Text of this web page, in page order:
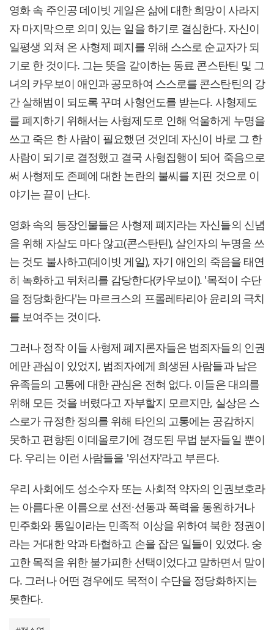
영화 속 주인공 데이빗 게일은 삶에 대한 희망이 사라지
자 마지막으로 의미 있는 일을 하기로 결심한다. 자신이
일평생 외쳐 온 사형제 폐지를 위해 스스로 순교자가 되
기로 한 것이다. 그는 뜻을 같이하는 동료 콘스탄틴 및 그
녀의 카우보이 애인과 공모하여 스스로를 콘스탄틴의 강
간 살해범이 되도록 꾸며 사형언도를 받는다. 사형제도
를 폐지하기 위해서는 사형제도로 인해 억울하게 누명을
쓰고 죽은 한 사람이 필요했던 것인데 자신이 바로 그 한
사람이 되기로 결정했고 결국 사형집행이 되어 죽음으로
써 사형제도 존폐에 대한 논란의 불씨를 지핀 것으로 이
야기는 끝이 난다.
영화 속의 등장인물들은 사형제 폐지라는 자신들의 신념
을 위해 자살도 마다 않고(콘스탄틴), 살인자의 누명을 쓰
는 것도 불사하고(데이빗 게일), 자기 애인의 죽음을 태연
히 녹화하고 뒤처리를 감당한다(카우보이). '목적이 수단
을 정당화한다'는 마르크스의 프롤레타리아 윤리의 극치
를 보여주는 것이다.
그러나 정작 이들 사형제 폐지론자들은 범죄자들의 인권
에만 관심이 있었지, 범죄자에게 희생된 사람들과 남은
유족들의 고통에 대한 관심은 전혀 없다. 이들은 대의를
위해 모든 것을 버렸다고 자부할지 모르지만, 실상은 스
스로가 규정한 정의를 위해 타인의 고통에는 공감하지
못하고 편향된 이데올로기에 경도된 무법 분자들일 뿐이
다. 우리는 이런 사람들을 '위선자'라고 부른다.
우리 사회에도 성소수자 또는 사회적 약자의 인권보호라
는 아름다운 이름으로 선전·선동과 폭력을 동원하거나
민주화와 통일이라는 민족적 이상을 위하여 북한 정권이
라는 거대한 악과 타협하고 손을 잡은 일들이 있었다. 숭
고한 목적을 위한 불가피한 선택이었다고 말하면서 말이
다. 그러나 어떤 경우에도 목적이 수단을 정당화하지는
못한다.